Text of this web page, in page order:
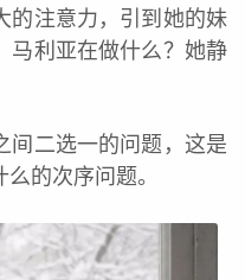
的注意力，引到她的妹
马利亚在做什么？她静
间二选一的问题，这是
的次序问题。